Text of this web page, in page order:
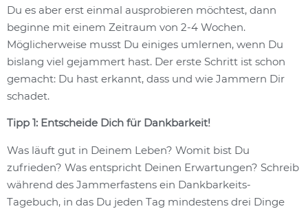
Du es aber erst einmal ausprobieren möchtest, dann
beginne mit einem Zeitraum von 2-4 Wochen.
Möglicherweise musst Du einiges umlernen, wenn Du
bislang viel gejammert hast. Der erste Schritt ist schon
gemacht: Du hast erkannt, dass und wie Jammern Dir
schadet.
Tipp 1: Entscheide Dich für Dankbarkeit!
Was läuft gut in Deinem Leben? Womit bist Du
zufrieden? Was entspricht Deinen Erwartungen? Schreib
während des Jammerfastens ein Dankbarkeits-
Tagebuch, in das Du jeden Tag mindestens drei Dinge